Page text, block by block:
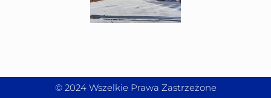
© 2024 Wszelkie Prawa Zastrzeżone